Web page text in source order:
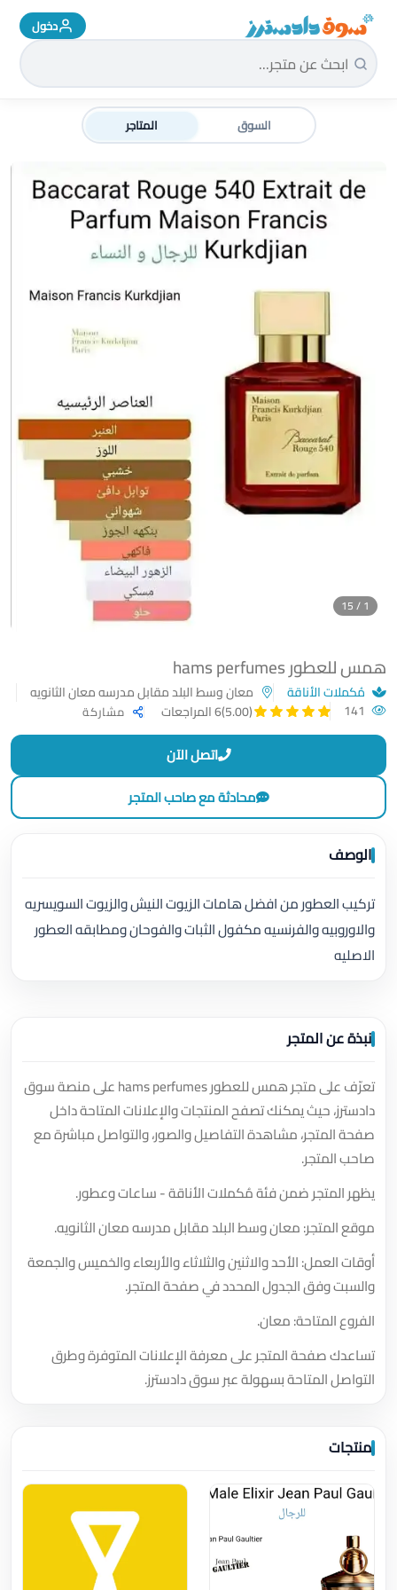
سوق دادسترز الرئيسية دخول
السوق المتاجر
همس للعطور hams perfumes
مُكملات الأناقة
معان وسط البلد مقابل مدرسه معان الثانويه
(5.00) 6 المراجعات مشاركة
1 / 15
اتصل الآن
محادثة مع صاحب المتجر
الوصف
تركيب العطور من افضل هامات الزيوت النيش والزيوت السويسريه
والاوروبيه والفرنسيه مكفول الثبات والفوحان ومطابقه العطور
الاصليه
نبذة عن المتجر
تعرّف على متجر همس للعطور hams perfumes على منصة سوق
دادسترز، حيث يمكنك تصفح المنتجات والإعلانات المتاحة داخل
صفحة المتجر، مشاهدة التفاصيل والصور، والتواصل مباشرة مع
صاحب المتجر.
يظهر المتجر ضمن فئة مُكملات الأناقة - ساعات وعطور.
موقع المتجر: معان وسط البلد مقابل مدرسه معان الثانويه.
أوقات العمل: الأحد والاثنين والثلاثاء والأربعاء والخميس والجمعة
والسبت وفق الجدول المحدد في صفحة المتجر.
الفروع المتاحة: معان.
تساعدك صفحة المتجر على معرفة الإعلانات المتوفرة وطرق
التواصل المتاحة بسهولة عبر سوق دادسترز.
منتجات